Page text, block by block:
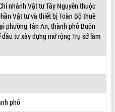
nhánh Vật tư Tây Nguyên thuộc
Vật tư và thiết bị Toàn Bộ thuê
phường Tân An, thành phố Buôn
đầu tư xây dựng mở rộng Trụ sở làm
phố